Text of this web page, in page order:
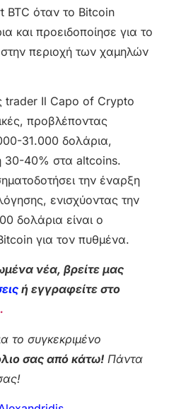
BTC όταν το Bitcoin
και προειδοποίησε για το
περιοχή των χαμηλών
trader Il Capo of Crypto
προβλέποντας
31.000 δολάρια,
30-40% στα altcoins.
την έναρξη
ενισχύοντας την
δολάρια είναι ο
για τον πυθμένα.
νέα, βρείτε μας
ή εγγραφείτε στο
.
το συγκεκριμένο
σας από κάτω! Πάντα